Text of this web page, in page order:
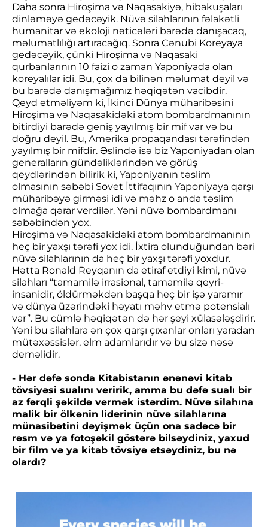
Daha sonra Hiroşima və Naqasakiyə, hibakuşaları
dinləməyə gedəcəyik. Nüvə silahlarının fəlakətli
humanitar və ekoloji nəticələri barədə danışacaq,
məlumatlılığı artıracağıq. Sonra Cənubi Koreyaya
gedəcəyik, çünki Hiroşima və Naqasaki
qurbanlarının 10 faizi o zaman Yaponiyada olan
koreyalılar idi. Bu, çox da bilinən məlumat deyil və
bu barədə danışmağımız həqiqətən vacibdir.
Qeyd etməliyəm ki, İkinci Dünya müharibəsini
Hiroşima və Naqasakidəki atom bombardmanının
bitirdiyi barədə geniş yayılmış bir mif var və bu
doğru deyil. Bu, Amerika propaqandası tərəfindən
yayılmış bir mifdir. Əslində isə biz Yaponiyadan olan
generalların gündəliklərindən və görüş
qeydlərindən bilirik ki, Yaponiyanın təslim
olmasının səbəbi Sovet İttifaqının Yaponiyaya qarşı
müharibəyə girməsi idi və məhz o anda təslim
olmağa qərar verdilər. Yəni nüvə bombardmanı
səbəbindən yox.
Hiroşima və Naqasakidəki atom bombardmanının
heç bir yaxşı tərəfi yox idi. İxtira olunduğundan bəri
nüvə silahlarının da heç bir yaxşı tərəfi yoxdur.
Hətta Ronald Reyqanın da etiraf etdiyi kimi, nüvə
silahları “tamamilə irrasional, tamamilə qeyri-
insanidir, öldürməkdən başqa heç bir işə yaramır
və dünya üzərindəki həyatı məhv etmə potensialı
var”. Bu cümlə həqiqətən də hər şeyi xülasələşdirir.
Yəni bu silahlara ən çox qarşı çıxanlar onları yaradan
mütəxəssislər, elm adamlarıdır və bu sizə nəsə
deməlidir.
- Hər dəfə sonda Kitabistanın ənənəvi kitab
tövsiyəsi sualını veririk, amma bu dəfə sualı bir
az fərqli şəkildə vermək istərdim. Nüvə silahına
malik bir ölkənin liderinin nüvə silahlarına
münasibətini dəyişmək üçün ona sadəcə bir
rəsm və ya fotoşəkil göstərə bilsəydiniz, yaxud
bir film və ya kitab tövsiyə etsəydiniz, bu nə
olardı?